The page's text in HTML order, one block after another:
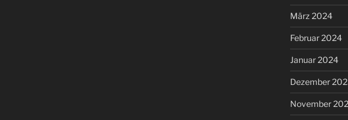
März 2024
Februar 2024
Januar 2024
Dezember
November